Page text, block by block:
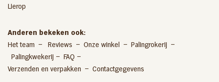
Lierop
Anderen bekeken ook:
Het team – Reviews – Onze winkel – Palingrokerij –
Palingkwekerij – FAQ –
Verzenden en verpakken – Contactgegevens